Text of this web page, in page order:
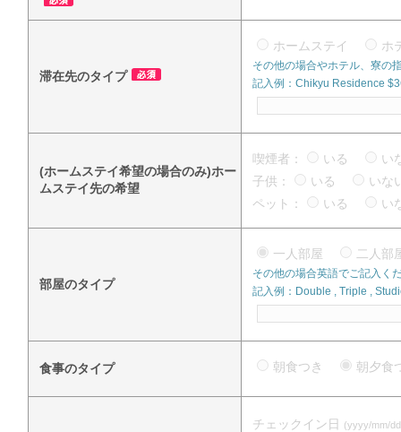
滞在先のタイプ
ホームステイ ホ
その他の場合やホテル、寮の
記入例：Chikyu Residence
(ホームステイ希望の場合のみ)ホー
ムステイ先の希望
喫煙者： いる
い
子供：
いる
い
ペット：
いる い
部屋のタイプ
一人部屋 二人
その他の場合英語でご記入く
記入例：Double , Triple ,
食事のタイプ 朝食つき 朝夕
チェックイン日 (yyyy/mm/